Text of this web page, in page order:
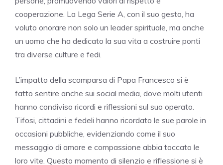
cooperazione. La Lega Serie A, con il suo gesto, ha
voluto onorare non solo un leader spirituale, ma anche
un uomo che ha dedicato la sua vita a costruire ponti
tra diverse culture e fedi.
L’impatto della scomparsa di Papa Francesco si è
fatto sentire anche sui social media, dove molti utenti
hanno condiviso ricordi e riflessioni sul suo operato.
Tifosi, cittadini e fedeli hanno ricordato le sue parole in
occasioni pubbliche, evidenziando come il suo
messaggio di amore e compassione abbia toccato le
loro vite. Questo momento di silenzio e riflessione si è